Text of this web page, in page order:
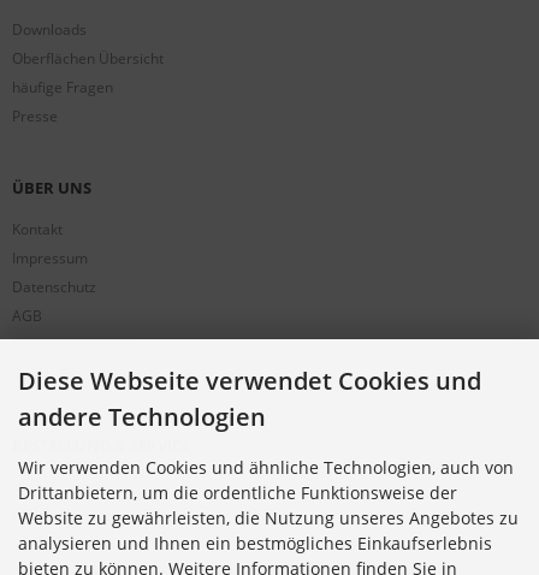
Downloads
Oberflächen Übersicht
häufige Fragen
Presse
ÜBER UNS
Kontakt
Impressum
Datenschutz
AGB
Partnerprogramm
Cookie Einstellungen
Versandkosten
Alternative Bestellwege
Sicher Einkaufen
Diese Webseite verwendet Cookies und
andere Technologien
Wir verwenden Cookies und ähnliche Technologien, auch von
Drittanbietern, um die ordentliche Funktionsweise der
Website zu gewährleisten, die Nutzung unseres Angebotes zu
analysieren und Ihnen ein bestmögliches Einkaufserlebnis
bieten zu können. Weitere Informationen finden Sie in